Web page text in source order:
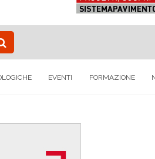
EVENTI FORMAZIONE